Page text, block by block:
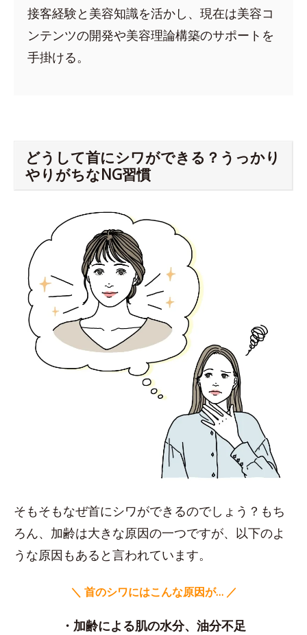
接客経験と美容知識を活かし、現在は美容コ
ンテンツの開発や美容理論構築のサポートを
手掛ける。
どうして首にシワができる？うっかり
やりがちなNG習慣
そもそもなぜ首にシワができるのでしょう？もち
ろん、加齢は大きな原因の一つですが、以下のよ
うな原因もあると言われています。
＼ 首のシワにはこんな原因が… ／
・加齢による肌の水分、油分不足